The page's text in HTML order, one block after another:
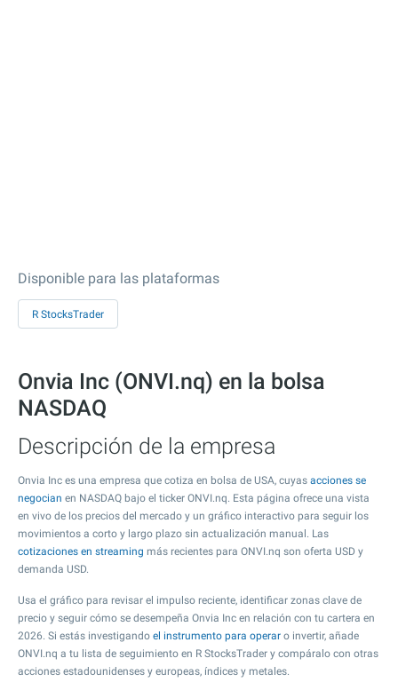
Disponible para las plataformas
R StocksTrader
Onvia Inc (ONVI.nq) en la bolsa
NASDAQ
Descripción de la empresa
Onvia Inc es una empresa que cotiza en bolsa de USA, cuyas acciones se
negocian en NASDAQ bajo el ticker ONVI.nq. Esta página ofrece una vista
en vivo de los precios del mercado y un gráfico interactivo para seguir los
movimientos a corto y largo plazo sin actualización manual. Las
cotizaciones en streaming más recientes para ONVI.nq son oferta USD y
demanda USD.
Usa el gráfico para revisar el impulso reciente, identificar zonas clave de
precio y seguir cómo se desempeña Onvia Inc en relación con tu cartera en
2026. Si estás investigando el instrumento para operar o invertir, añade
ONVI.nq a tu lista de seguimiento en R StocksTrader y compáralo con otras
acciones estadounidenses y europeas, índices y metales.